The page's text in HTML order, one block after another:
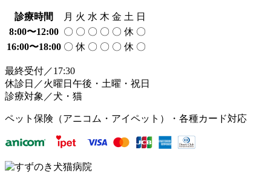
診療時間 月 火 水 木 金 土 日
8:00〜12:00 〇 〇 〇 〇 〇 休 〇
16:00〜18:00 〇 休 〇 〇 〇 休 〇
最終受付／17:30
休診日／火曜日午後・土曜・祝日
診療対象／犬・猫
ペット保険（アニコム・アイペット）・各種カード対応